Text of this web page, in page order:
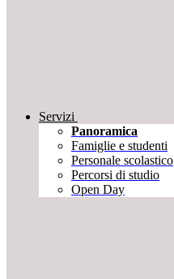
Servizi
Panoramica
Famiglie e studenti
Personale scolastico
Percorsi di studio
Open Day